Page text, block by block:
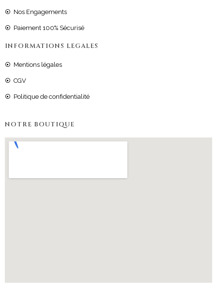
Nos Engagements
Paiement 100% Sécurisé
INFORMATIONS LEGALES
Mentions légales
CGV
Politique de confidentialité
NOTRE BOUTIQUE